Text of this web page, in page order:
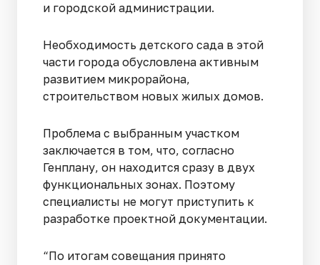
и городской администрации.
Необходимость детского сада в этой
части города обусловлена активным
развитием микрорайона,
строительством новых жилых домов.
Проблема с выбранным участком
заключается в том, что, согласно
Генплану, он находится сразу в двух
функциональных зонах. Поэтому
специалисты не могут приступить к
разработке проектной документации.
“По итогам совещания принято